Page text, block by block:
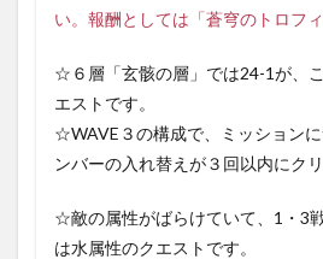
い。報酬としては「蒼穹のトロフ
☆６層「玄骸の層」では24-1が、
エストです。
☆WAVE３の構成で、ミッション
ンバーの入れ替えが３回以内にクリ
☆敵の属性がばらけていて、1・3
は水属性のクエストです。